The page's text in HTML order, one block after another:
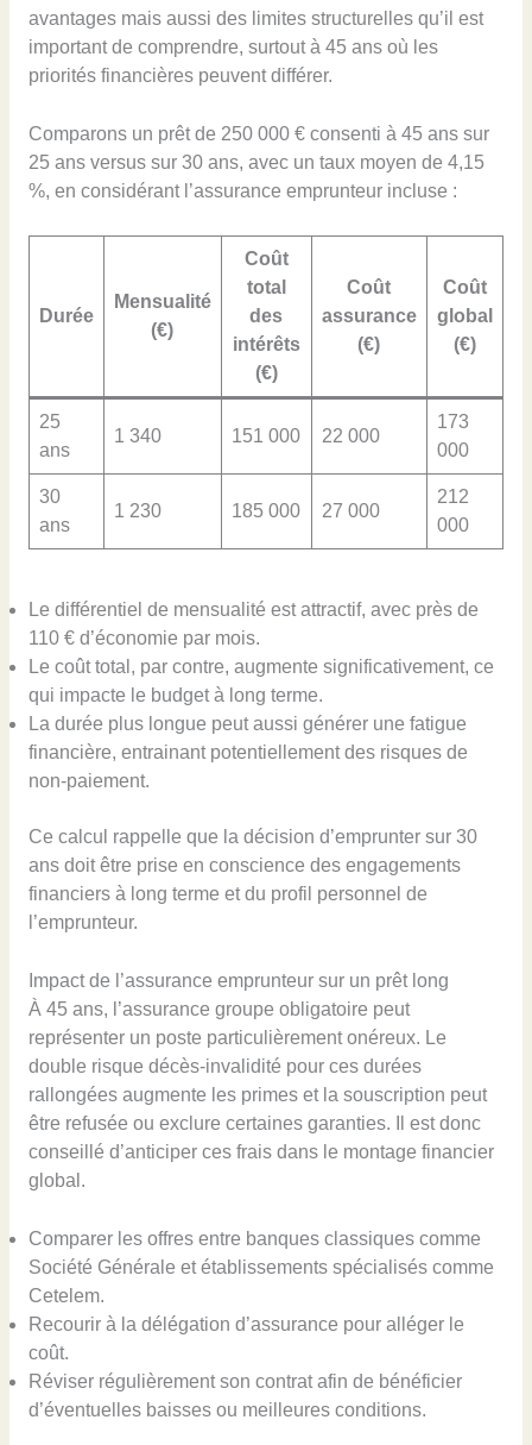
avantages mais aussi des limites structurelles qu’il est
important de comprendre, surtout à 45 ans où les
priorités financières peuvent différer.
Comparons un prêt de 250 000 € consenti à 45 ans sur
25 ans versus sur 30 ans, avec un taux moyen de 4,15
%, en considérant l’assurance emprunteur incluse :
Durée
Mensualité
(€)
Coût
total
des
intérêts
(€)
Coût
assurance
(€)
Coût
global
(€)
25
ans
1 340 151 000 22 000
173
000
30
ans
1 230 185 000 27 000
212
000
Le différentiel de mensualité est attractif, avec près de
110 € d’économie par mois.
Le coût total, par contre, augmente significativement, ce
qui impacte le budget à long terme.
La durée plus longue peut aussi générer une fatigue
financière, entrainant potentiellement des risques de
non-paiement.
Ce calcul rappelle que la décision d’emprunter sur 30
ans doit être prise en conscience des engagements
financiers à long terme et du profil personnel de
l’emprunteur.
Impact de l’assurance emprunteur sur un prêt long
À 45 ans, l’assurance groupe obligatoire peut
représenter un poste particulièrement onéreux. Le
double risque décès-invalidité pour ces durées
rallongées augmente les primes et la souscription peut
être refusée ou exclure certaines garanties. Il est donc
conseillé d’anticiper ces frais dans le montage financier
global.
Comparer les offres entre banques classiques comme
Société Générale et établissements spécialisés comme
Cetelem.
Recourir à la délégation d’assurance pour alléger le
coût.
Réviser régulièrement son contrat afin de bénéficier
d’éventuelles baisses ou meilleures conditions.